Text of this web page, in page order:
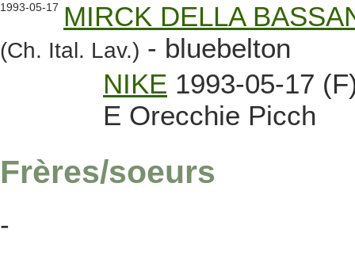
1993-05-17 MIRCK DELLA
(Ch. Ital. Lav.) - bluebelton
NIKE 1993-05-17
E Orecchie Picch
Frères/soeurs
-